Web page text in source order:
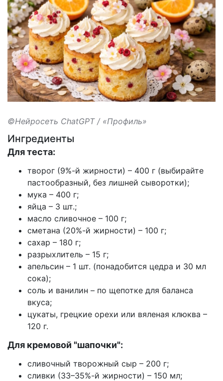
©Нейросеть ChatGPT / «Профиль»
Ингредиенты
Для теста:
творог (9%-й жирности) – 400 г (выбирайте
пастообразный, без лишней сыворотки);
мука – 400 г;
яйца – 3 шт.;
масло сливочное – 100 г;
сметана (20%-й жирности) – 100 г;
сахар – 180 г;
разрыхлитель – 15 г;
апельсин – 1 шт. (понадобится цедра и 30 мл
сока);
соль и ванилин – по щепотке для баланса
вкуса;
цукаты, грецкие орехи или вяленая клюква –
120 г.
Для кремовой "шапочки":
сливочный творожный сыр – 200 г;
сливки (33–35%-й жирности) – 150 мл;